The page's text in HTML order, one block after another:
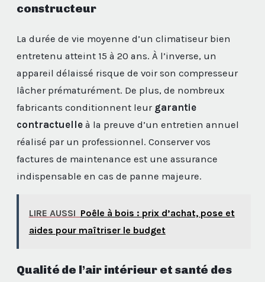
constructeur
La durée de vie moyenne d’un climatiseur bien
entretenu atteint 15 à 20 ans. À l’inverse, un
appareil délaissé risque de voir son compresseur
lâcher prématurément. De plus, de nombreux
fabricants conditionnent leur garantie
contractuelle à la preuve d’un entretien annuel
réalisé par un professionnel. Conserver vos
factures de maintenance est une assurance
indispensable en cas de panne majeure.
LIRE AUSSI Poêle à bois : prix d’achat, pose et
aides pour maîtriser le budget
Qualité de l’air intérieur et santé des